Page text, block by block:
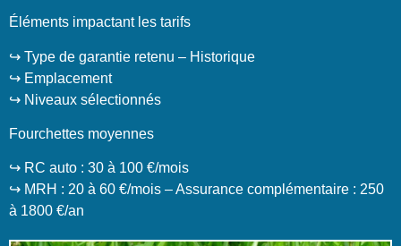
Éléments impactant les tarifs
↪️ Type de garantie retenu – Historique
↪️ Emplacement
↪️ Niveaux sélectionnés
Fourchettes moyennes
↪️ RC auto : 30 à 100 €/mois
↪️ MRH : 20 à 60 €/mois – Assurance complémentaire : 250
à 1800 €/an